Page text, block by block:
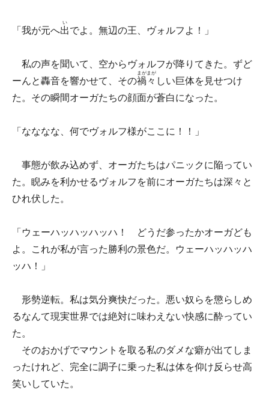
「我が元へ出
い
でよ。無辺の王、ヴォルフよ！」
私の声を聞いて、空からヴォルフが降りてきた。ずど
ーんと轟音を響かせて、その禍々
まがまが
しい巨体を見せつけ
た。その瞬間オーガたちの顔面が蒼白になった。
「なななな、何でヴォルフ様がここに！！」
事態が飲み込めず、オーガたちはパニックに陥ってい
た。睨みを利かせるヴォルフを前にオーガたちは深々と
ひれ伏した。
「ウェーハッハッハッハ！ どうだ参ったかオーガども
よ。これが私が言った勝利の景色だ。ウェーハッハッハ
ッハ！」
形勢逆転。私は気分爽快だった。悪い奴らを懲らしめ
るなんて現実世界では絶対に味わえない快感に酔ってい
た。
そのおかげでマウントを取る私のダメな癖が出てしま
ったけれど、完全に調子に乗った私は体を仰け反らせ高
笑いしていた。